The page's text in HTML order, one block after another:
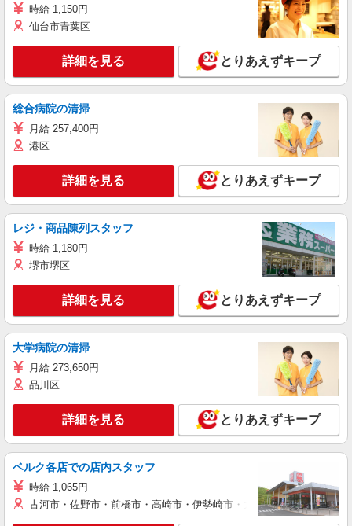
時給 1,150円
仙台市青葉区
詳細を見る とりあえずキープ
総合病院の清掃
月給 257,400円
港区
詳細を見る とりあえずキープ
レジ・商品陳列スタッフ
時給 1,180円
堺市堺区
詳細を見る とりあえずキープ
大学病院の清掃
月給 273,650円
品川区
詳細を見る とりあえずキープ
ベルク各店での店内スタッフ
時給 1,065円
古河市・佐野市・前橋市・高崎市・伊勢崎市・太田市・館林市・藤